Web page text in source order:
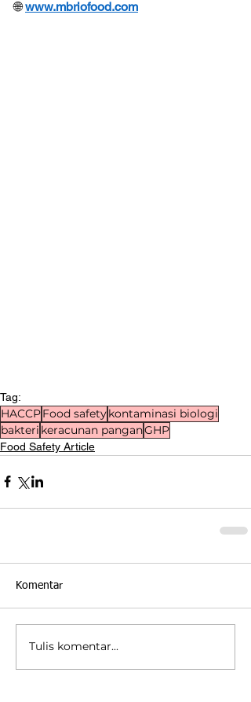
🌐 www.mbriofood.com
Tag:
HACCPFood safetykontaminasi biologi
bakteri keracunan panganGHP
Food Safety Article
Komentar
Tulis komentar...